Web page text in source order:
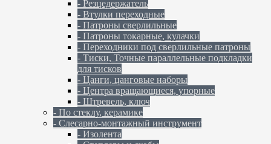
- Резцедержатель
- Втулки переходные
- Патроны сверлильные
- Патроны токарные, кулачки
- Переходники под сверлильные патроны
- Тиски, Точные параллельные подкладки
для тисков
- Цанги, цанговые наборы
- Центра вращающиеся, упорные
- Штревель, ключ
- По стеклу, керамике
- Слесарно-монтажный инструмент
- Изолента